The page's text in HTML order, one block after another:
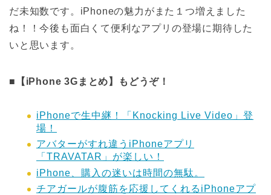
だ未知数です。iPhoneの魅力がまた１つ増えました
ね！！今後も面白くて便利なアプリの登場に期待した
いと思います。
■【iPhone 3Gまとめ】もどうぞ！
iPhoneで生中継！「Knocking Live Video」登
場！
アバターがすれ違うiPhoneアプリ
「TRAVATAR」が楽しい！
iPhone、購入の迷いは時間の無駄。
チアガールが腹筋を応援してくれるiPhoneアプ